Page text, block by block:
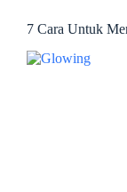
7 Cara Untuk